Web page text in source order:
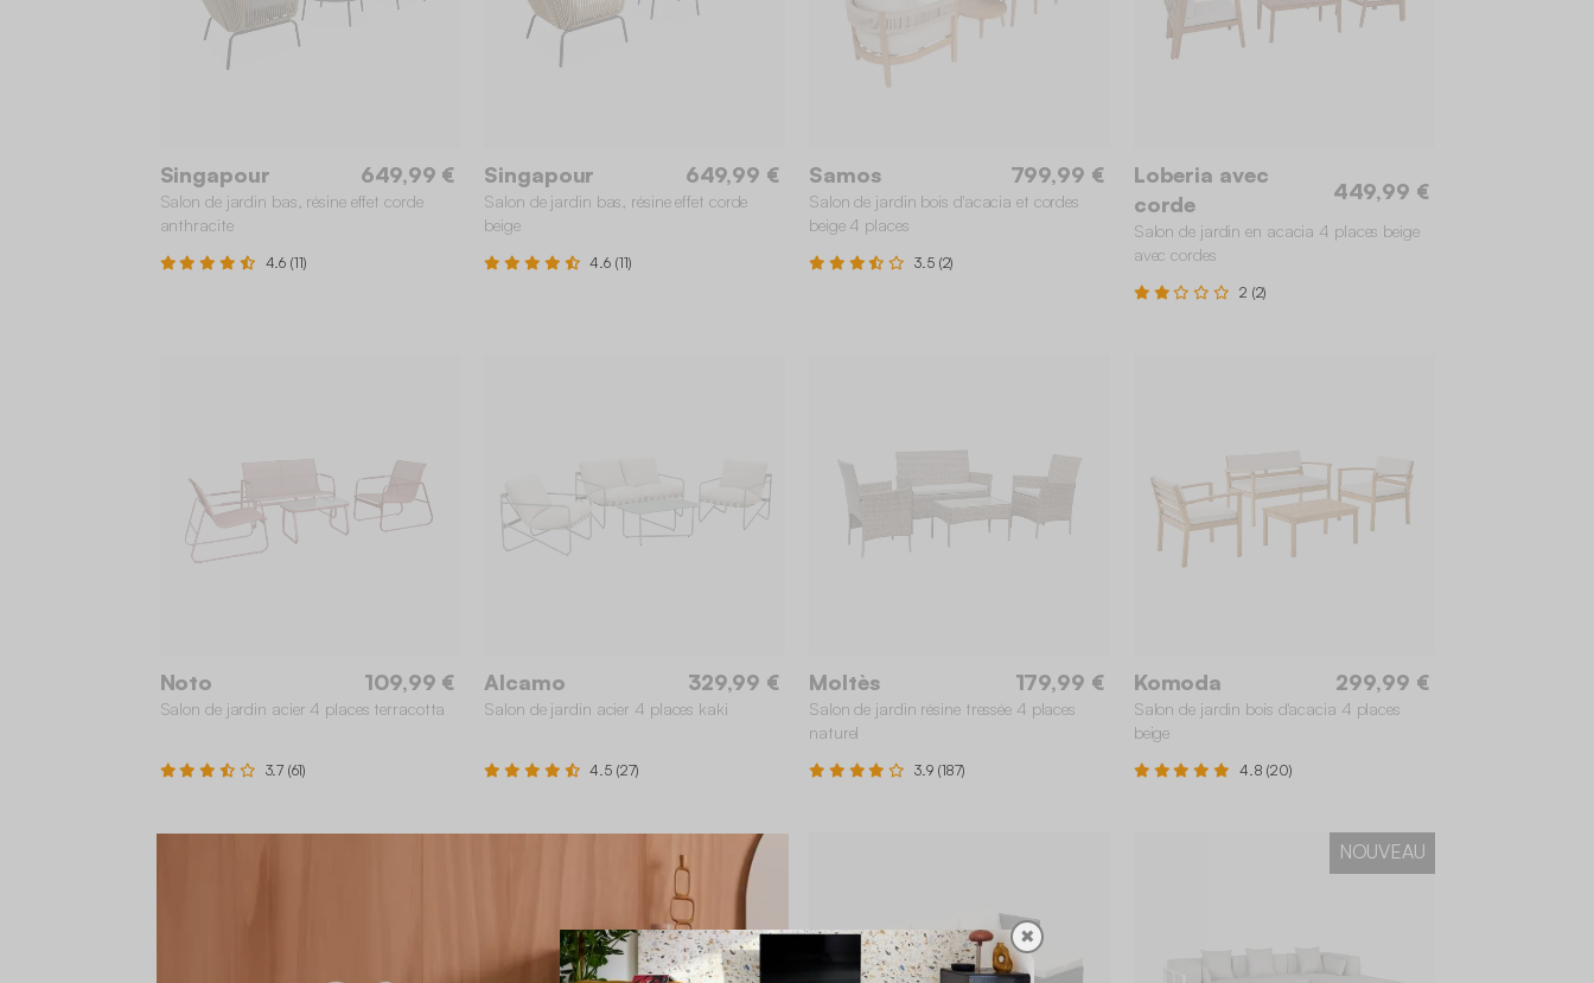
Singapour 649,99 €
Salon de jardin bas, résine effet corde
anthracite
4.6 (11)
Singapour 649,99 €
Salon de jardin bas, résine effet corde
beige
4.6 (11)
Samos 799,99 €
Salon de jardin bois d'acacia et cordes
beige 4 places
3.5 (2)
Loberia avec
corde
449,99 €
Salon de jardin en acacia 4 places beige
avec cordes
2 (2)
Noto 109,99 €
Salon de jardin acier 4 places terracotta
3.7 (61)
Alcamo 329,99 €
Salon de jardin acier 4 places kaki
4.5 (27)
Moltès 179,99 €
Salon de jardin résine tressée 4 places
naturel
3.9 (187)
Komoda 299,99 €
Salon de jardin bois d'acacia 4 places
beige
4.8 (20)
NOUVEAU
✖